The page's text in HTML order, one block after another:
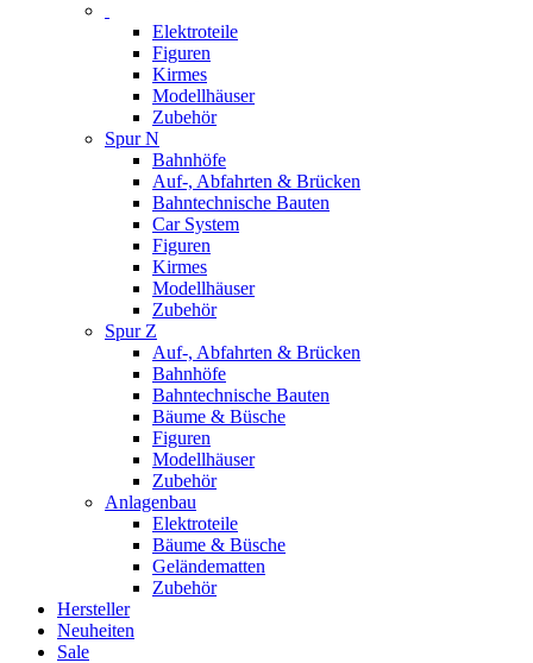
Elektroteile
Figuren
Kirmes
Modellhäuser
Zubehör
Spur N
Bahnhöfe
Auf-, Abfahrten & Brücken
Bahntechnische Bauten
Car System
Figuren
Kirmes
Modellhäuser
Zubehör
Spur Z
Auf-, Abfahrten & Brücken
Bahnhöfe
Bahntechnische Bauten
Bäume & Büsche
Figuren
Modellhäuser
Zubehör
Anlagenbau
Elektroteile
Bäume & Büsche
Geländematten
Zubehör
Hersteller
Neuheiten
Sale